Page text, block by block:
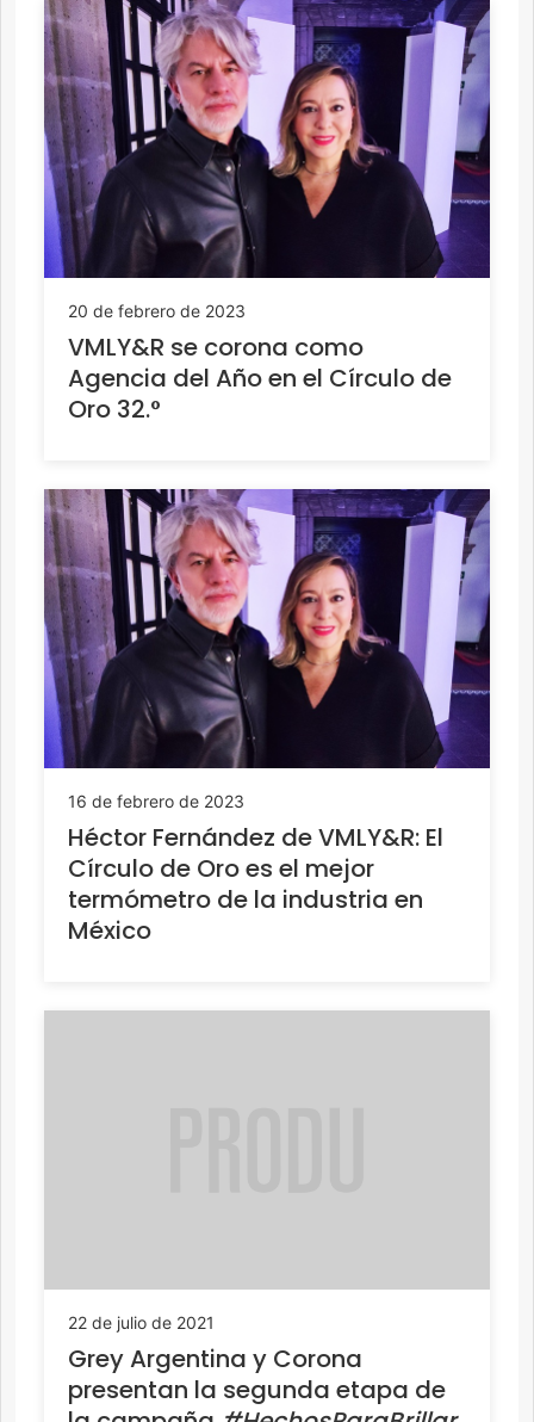
20 de febrero de 2023
VMLY&R se corona como
Agencia del Año en el Círculo de
Oro 32.°
16 de febrero de 2023
Héctor Fernández de VMLY&R: El
Círculo de Oro es el mejor
termómetro de la industria en
México
22 de julio de 2021
Grey Argentina y Corona
presentan la segunda etapa de